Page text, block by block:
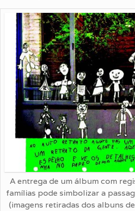
A entrega de um álbum com
famílias pode simbolizar a
(imagens retiradas dos albuns